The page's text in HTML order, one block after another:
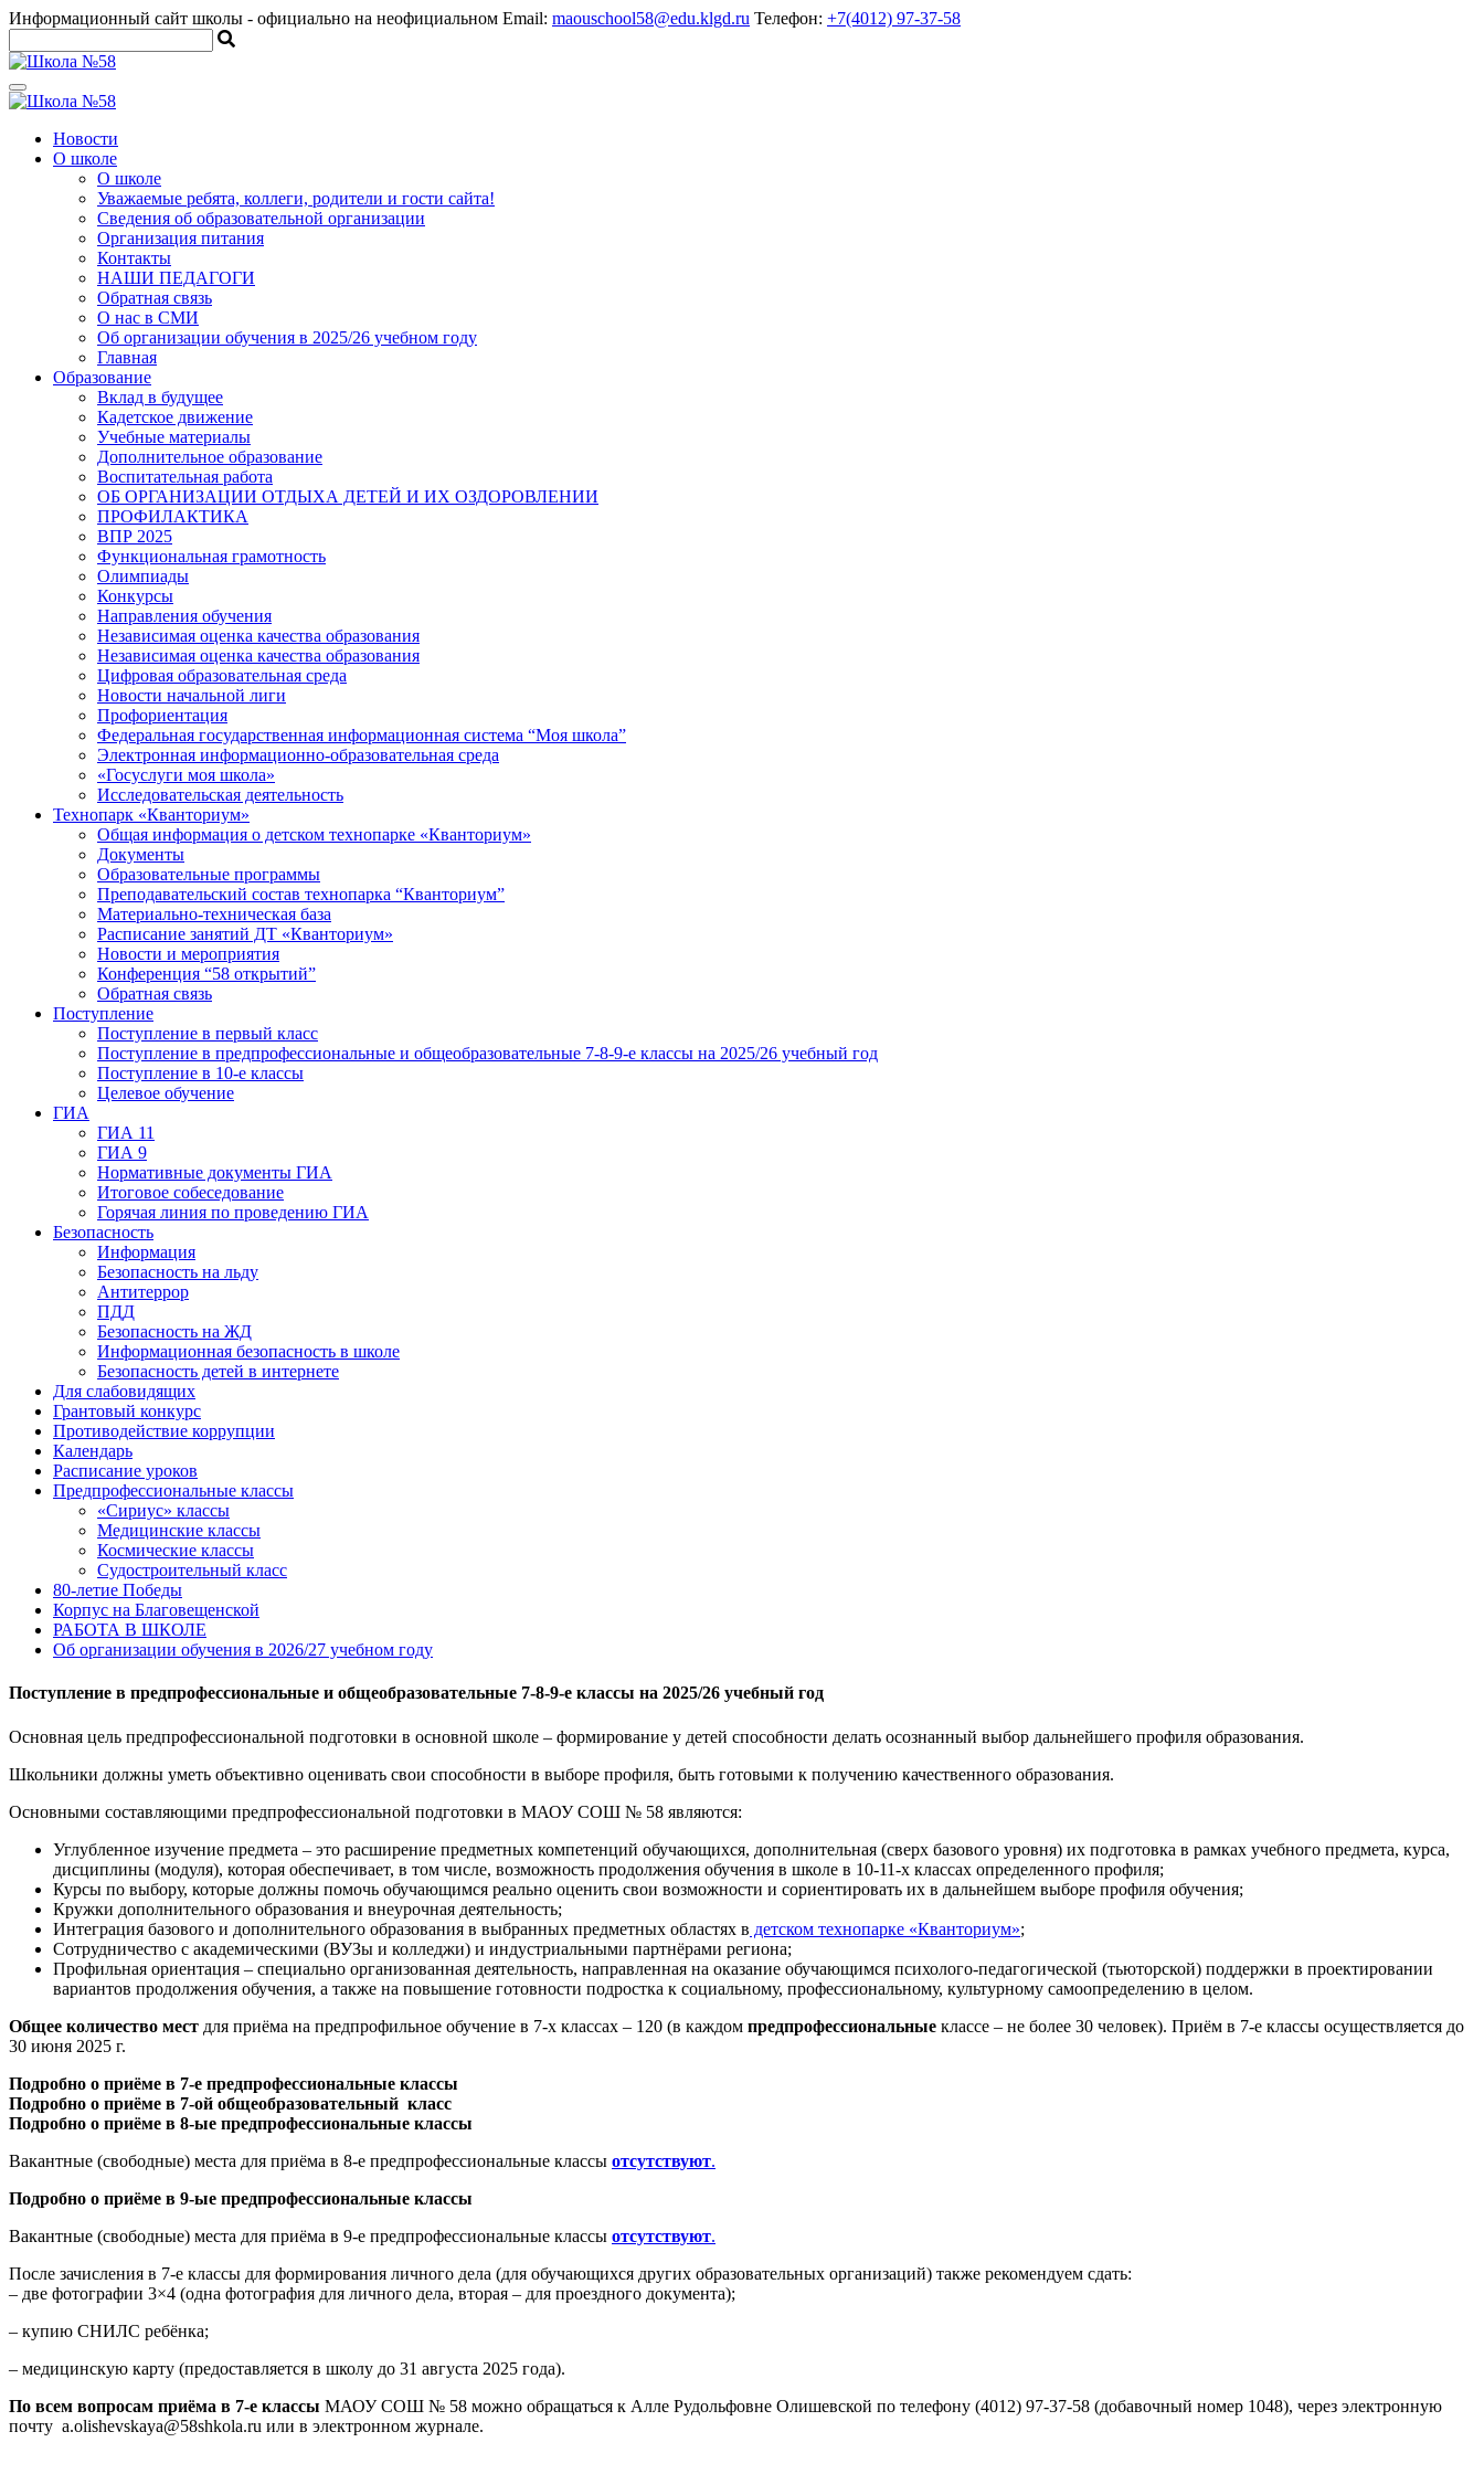
Информационный сайт школы - официально на неофициальном Email: maouschool58@edu.klgd.ru Телефон: +7(4012) 97-37-58
Новости
О школе
О школе
Уважаемые ребята, коллеги, родители и гости сайта!
Сведения об образовательной организации
Организация питания
Контакты
НАШИ ПЕДАГОГИ
Обратная связь
О нас в СМИ
Об организации обучения в 2025/26 учебном году
Главная
Образование
Вклад в будущее
Кадетское движение
Учебные материалы
Дополнительное образование
Воспитательная работа
ОБ ОРГАНИЗАЦИИ ОТДЫХА ДЕТЕЙ И ИХ ОЗДОРОВЛЕНИИ
ПРОФИЛАКТИКА
ВПР 2025
Функциональная грамотность
Олимпиады
Конкурсы
Направления обучения
Независимая оценка качества образования
Независимая оценка качества образования
Цифровая образовательная среда
Новости начальной лиги
Профориентация
Федеральная государственная информационная система “Моя школа”
Электронная информационно-образовательная среда
«Госуслуги моя школа»
Исследовательская деятельность
Технопарк «Кванториум»
Общая информация о детском технопарке «Кванториум»
Документы
Образовательные программы
Преподавательский состав технопарка “Кванториум”
Материально-техническая база
Расписание занятий ДТ «Кванториум»
Новости и мероприятия
Конференция “58 открытий”
Обратная связь
Поступление
Поступление в первый класс
Поступление в предпрофессиональные и общеобразовательные 7-8-9-е классы на 2025/26 учебный год
Поступление в 10-е классы
Целевое обучение
ГИА
ГИА 11
ГИА 9
Нормативные документы ГИА
Итоговое собеседование
Горячая линия по проведению ГИА
Безопасность
Информация
Безопасность на льду
Антитеррор
ПДД
Безопасность на ЖД
Информационная безопасность в школе
Безопасность детей в интернете
Для слабовидящих
Грантовый конкурс
Противодействие коррупции
Календарь
Расписание уроков
Предпрофессиональные классы
«Сириус» классы
Медицинские классы
Космические классы
Судостроительный класс
80-летие Победы
Корпус на Благовещенской
РАБОТА В ШКОЛЕ
Об организации обучения в 2026/27 учебном году
Поступление в предпрофессиональные и общеобразовательные 7-8-9-е классы на 2025/26 учебный год
Основная цель предпрофессиональной подготовки в основной школе – формирование у детей способности делать осознанный выбор дальнейшего профиля образования.
Школьники должны уметь объективно оценивать свои способности в выборе профиля, быть готовыми к получению качественного образования.
Основными составляющими предпрофессиональной подготовки в МАОУ СОШ № 58 являются:
Углубленное изучение предмета – это расширение предметных компетенций обучающихся, дополнительная (сверх базового уровня) их подготовка в рамках учебного предмета, курса,
дисциплины (модуля), которая обеспечивает, в том числе, возможность продолжения обучения в школе в 10-11-х классах определенного профиля;
Курсы по выбору, которые должны помочь обучающимся реально оценить свои возможности и сориентировать их в дальнейшем выборе профиля обучения;
Кружки дополнительного образования и внеурочная деятельность;
Интеграция базового и дополнительного образования в выбранных предметных областях в детском технопарке «Кванториум»;
Сотрудничество с академическими (ВУЗы и колледжи) и индустриальными партнёрами региона;
Профильная ориентация – специально организованная деятельность, направленная на оказание обучающимся психолого-педагогической (тьюторской) поддержки в проектировании
вариантов продолжения обучения, а также на повышение готовности подростка к социальному, профессиональному, культурному самоопределению в целом.
Общее количество мест для приёма на предпрофильное обучение в 7-х классах – 120 (в каждом предпрофессиональные классе – не более 30 человек). Приём в 7-е классы осуществляется до
30 июня 2025 г.
Подробно о приёме в 7-е предпрофессиональные классы
Подробно о приёме в 7-ой общеобразовательный класс
Подробно о приёме в 8-ые предпрофессиональные классы
Вакантные (свободные) места для приёма в 8-е предпрофессиональные классы отсутствуют.
Подробно о приёме в 9-ые предпрофессиональные классы
Вакантные (свободные) места для приёма в 9-е предпрофессиональные классы отсутствуют.
После зачисления в 7-е классы для формирования личного дела (для обучающихся других образовательных организаций) также рекомендуем сдать:
– две фотографии 3×4 (одна фотография для личного дела, вторая – для проездного документа);
– купию СНИЛС ребёнка;
– медицинскую карту (предоставляется в школу до 31 августа 2025 года).
По всем вопросам приёма в 7-е классы МАОУ СОШ № 58 можно обращаться к Алле Рудольфовне Олишевской по телефону (4012) 97-37-58 (добавочный номер 1048), через электронную
почту a.olishevskaya@58shkola.ru или в электронном журнале.